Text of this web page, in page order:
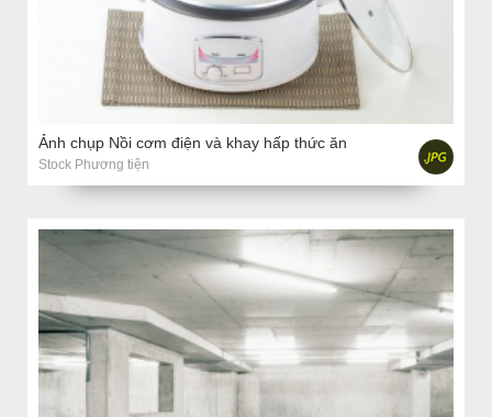
Ảnh chụp Nồi cơm điện và khay hấp thức ăn
Stock Phương tiện